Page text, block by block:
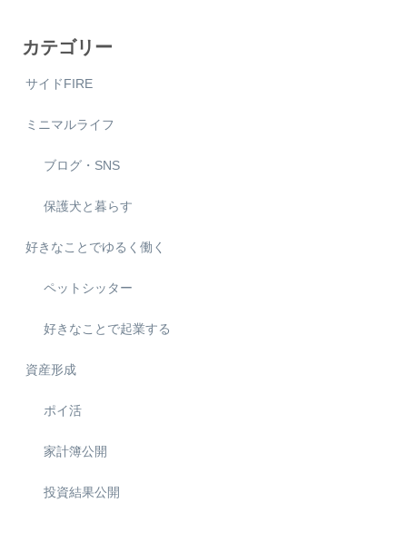
カテゴリー
サイドFIRE
ミニマルライフ
ブログ・SNS
保護犬と暮らす
好きなことでゆるく働く
ペットシッター
好きなことで起業する
資産形成
ポイ活
家計簿公開
投資結果公開